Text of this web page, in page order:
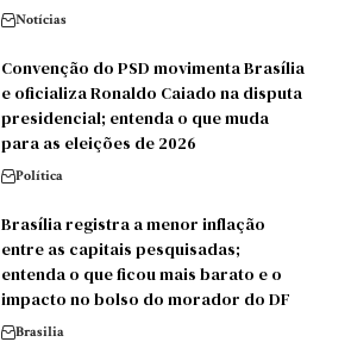
Notícias
Convenção do PSD movimenta Brasília
e oficializa Ronaldo Caiado na disputa
presidencial; entenda o que muda
para as eleições de 2026
Política
Brasília registra a menor inflação
entre as capitais pesquisadas;
entenda o que ficou mais barato e o
impacto no bolso do morador do DF
Brasilia